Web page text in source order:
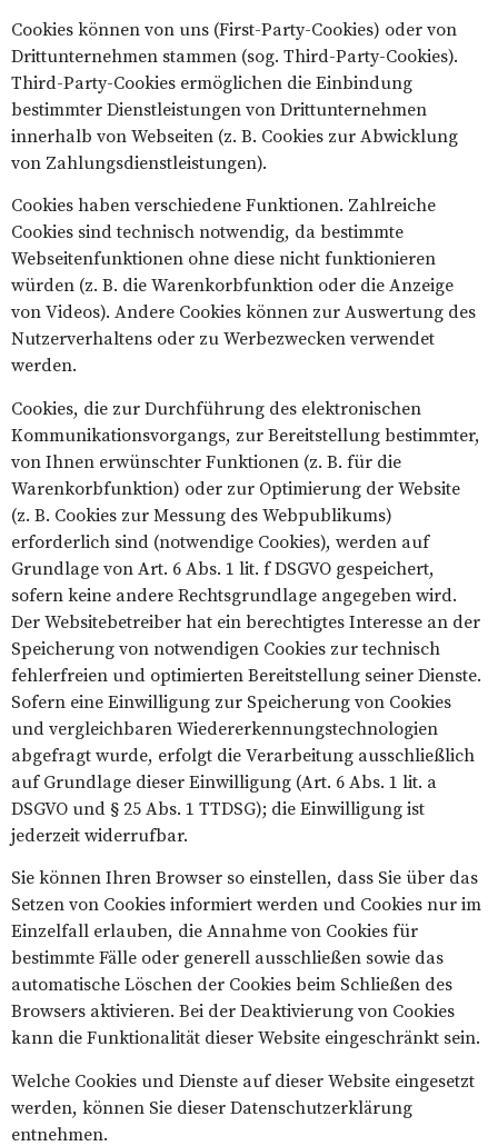
Cookies können von uns (First-Party-Cookies) oder von
Drittunternehmen stammen (sog. Third-Party-Cookies).
Third-Party-Cookies ermöglichen die Einbindung
bestimmter Dienstleistungen von Drittunternehmen
innerhalb von Webseiten (z. B. Cookies zur Abwicklung
von Zahlungsdienstleistungen).
Cookies haben verschiedene Funktionen. Zahlreiche
Cookies sind technisch notwendig, da bestimmte
Webseitenfunktionen ohne diese nicht funktionieren
würden (z. B. die Warenkorbfunktion oder die Anzeige
von Videos). Andere Cookies können zur Auswertung des
Nutzerverhaltens oder zu Werbezwecken verwendet
werden.
Cookies, die zur Durchführung des elektronischen
Kommunikationsvorgangs, zur Bereitstellung bestimmter,
von Ihnen erwünschter Funktionen (z. B. für die
Warenkorbfunktion) oder zur Optimierung der Website
(z. B. Cookies zur Messung des Webpublikums)
erforderlich sind (notwendige Cookies), werden auf
Grundlage von Art. 6 Abs. 1 lit. f DSGVO gespeichert,
sofern keine andere Rechtsgrundlage angegeben wird.
Der Websitebetreiber hat ein berechtigtes Interesse an der
Speicherung von notwendigen Cookies zur technisch
fehlerfreien und optimierten Bereitstellung seiner Dienste.
Sofern eine Einwilligung zur Speicherung von Cookies
und vergleichbaren Wiedererkennungstechnologien
abgefragt wurde, erfolgt die Verarbeitung ausschließlich
auf Grundlage dieser Einwilligung (Art. 6 Abs. 1 lit. a
DSGVO und § 25 Abs. 1 TTDSG); die Einwilligung ist
jederzeit widerrufbar.
Sie können Ihren Browser so einstellen, dass Sie über das
Setzen von Cookies informiert werden und Cookies nur im
Einzelfall erlauben, die Annahme von Cookies für
bestimmte Fälle oder generell ausschließen sowie das
automatische Löschen der Cookies beim Schließen des
Browsers aktivieren. Bei der Deaktivierung von Cookies
kann die Funktionalität dieser Website eingeschränkt sein.
Welche Cookies und Dienste auf dieser Website eingesetzt
werden, können Sie dieser Datenschutzerklärung
entnehmen.